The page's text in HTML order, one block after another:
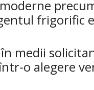
frigorific
medii
o alegere